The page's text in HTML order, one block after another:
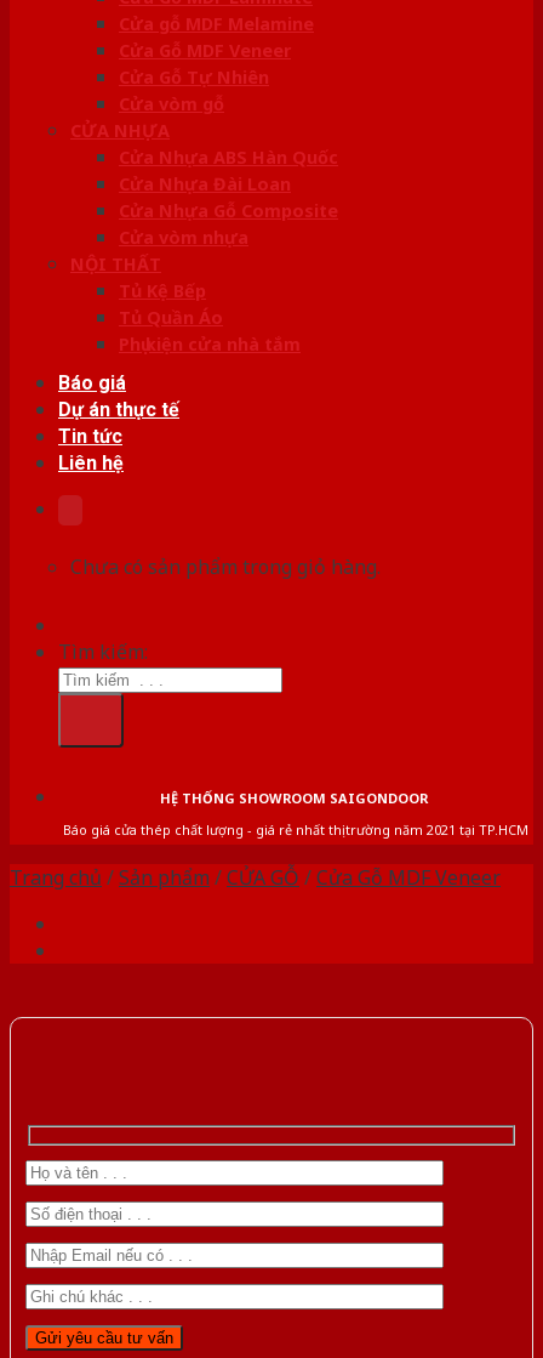
Cửa gỗ MDF Melamine
Cửa Gỗ MDF Veneer
Cửa Gỗ Tự Nhiên
Cửa vòm gỗ
CỬA NHỰA
Cửa Nhựa ABS Hàn Quốc
Cửa Nhựa Đài Loan
Cửa Nhựa Gỗ Composite
Cửa vòm nhựa
NỘI THẤT
Tủ Kệ Bếp
Tủ Quần Áo
Phụ kiện cửa nhà tắm
Báo giá
Dự án thực tế
Tin tức
Liên hệ
Chưa có sản phẩm trong giỏ hàng.
Tìm kiếm:
HỆ THỐNG SHOWROOM SAIGONDOOR
Báo giá cửa thép chất lượng - giá rẻ nhất thị trường năm 2021 tại TP.HCM
Trang chủ /Sản phẩm /CỬA GỖ /Cửa Gỗ MDF Veneer